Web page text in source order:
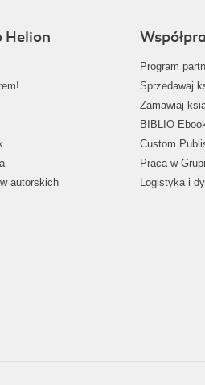
Helion
autorskich
Program
Sprzedawaj
Zamawiaj
BIBLIO
Custom
Praca w
Logistyka i